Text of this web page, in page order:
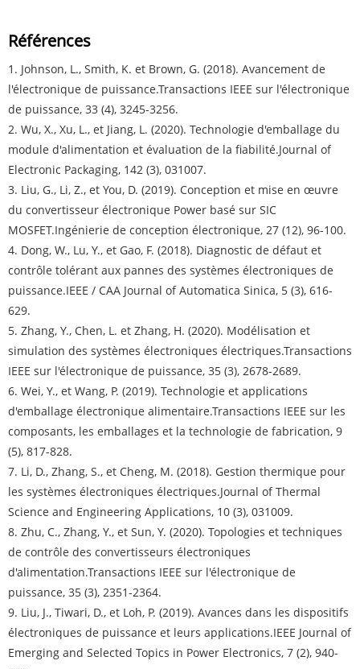
Références
1. Johnson, L., Smith, K. et Brown, G. (2018). Avancement de
l'électronique de puissance.Transactions IEEE sur l'électronique
de puissance, 33 (4), 3245-3256.
2. Wu, X., Xu, L., et Jiang, L. (2020). Technologie d'emballage du
module d'alimentation et évaluation de la fiabilité.Journal of
Electronic Packaging, 142 (3), 031007.
3. Liu, G., Li, Z., et You, D. (2019). Conception et mise en œuvre
du convertisseur électronique Power basé sur SIC
MOSFET.Ingénierie de conception électronique, 27 (12), 96-100.
4. Dong, W., Lu, Y., et Gao, F. (2018). Diagnostic de défaut et
contrôle tolérant aux pannes des systèmes électroniques de
puissance.IEEE / CAA Journal of Automatica Sinica, 5 (3), 616-
629.
5. Zhang, Y., Chen, L. et Zhang, H. (2020). Modélisation et
simulation des systèmes électroniques électriques.Transactions
IEEE sur l'électronique de puissance, 35 (3), 2678-2689.
6. Wei, Y., et Wang, P. (2019). Technologie et applications
d'emballage électronique alimentaire.Transactions IEEE sur les
composants, les emballages et la technologie de fabrication, 9
(5), 817-828.
7. Li, D., Zhang, S., et Cheng, M. (2018). Gestion thermique pour
les systèmes électroniques électriques.Journal of Thermal
Science and Engineering Applications, 10 (3), 031009.
8. Zhu, C., Zhang, Y., et Sun, Y. (2020). Topologies et techniques
de contrôle des convertisseurs électroniques
d'alimentation.Transactions IEEE sur l'électronique de
puissance, 35 (3), 2351-2364.
9. Liu, J., Tiwari, D., et Loh, P. (2019). Avances dans les dispositifs
électroniques de puissance et leurs applications.IEEE Journal of
Emerging and Selected Topics in Power Electronics, 7 (2), 940-